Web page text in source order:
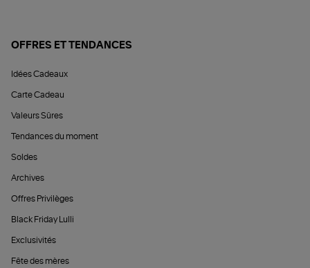
OFFRES ET TENDANCES
Idées Cadeaux
Carte Cadeau
Valeurs Sûres
Tendances du moment
Soldes
Archives
Offres Privilèges
Black Friday Lulli
Exclusivités
Fête des mères